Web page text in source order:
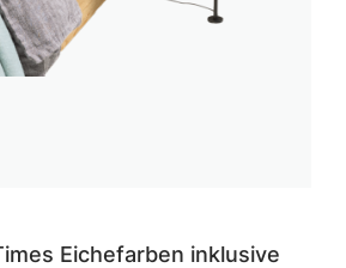
Eichefarben inklusive